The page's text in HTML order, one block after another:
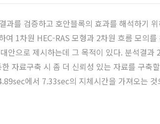
를 검증하고 호안블록의 효과를 해석하기
1차원 HEC-RAS 모형과 2차원 흐름 모의
안으로 제시하는데 그 목적이 있다. 분석결
자료구축 시 좀 더 신뢰성 있는 자료를 구
에서 7.33sec의 지체시간을 가져오는 것